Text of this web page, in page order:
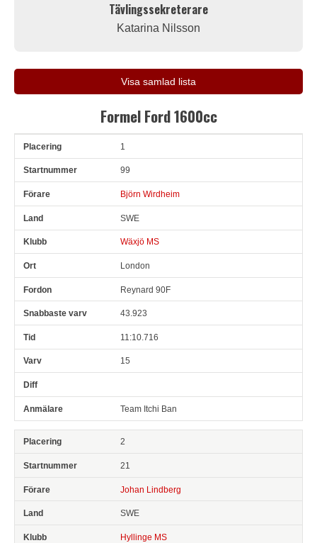
Tävlingssekreterare
Katarina Nilsson
Visa samlad lista
Formel Ford 1600cc
Pl Snr 1
99
Björn Wirdheim
SWE
Wäxjö MS
London
Reynard 90F
43.923
11:10.716
15
Team Itchi Ban
2
21
Johan Lindberg
SWE
Hyllinge MS